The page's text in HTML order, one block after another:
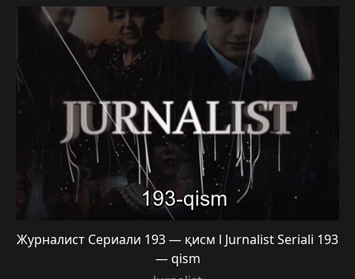
Журналист Сериали 193 — қисм l Jurnalist Seriali 193
— qism